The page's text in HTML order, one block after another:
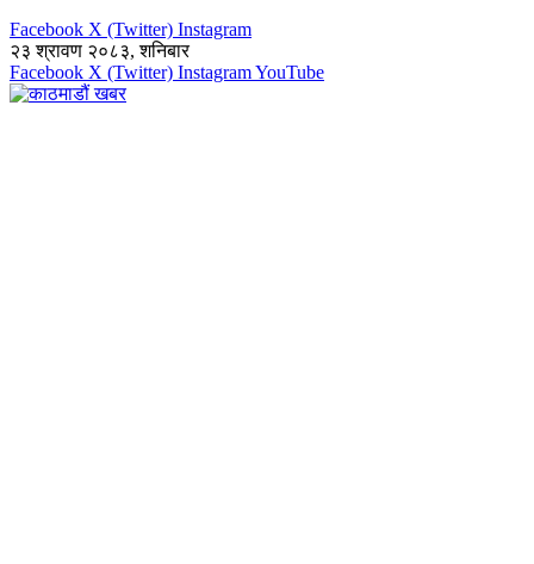
Facebook X (Twitter) Instagram
२३ श्रावण २०८३, शनिबार
Facebook X (Twitter) InstagramYouTube